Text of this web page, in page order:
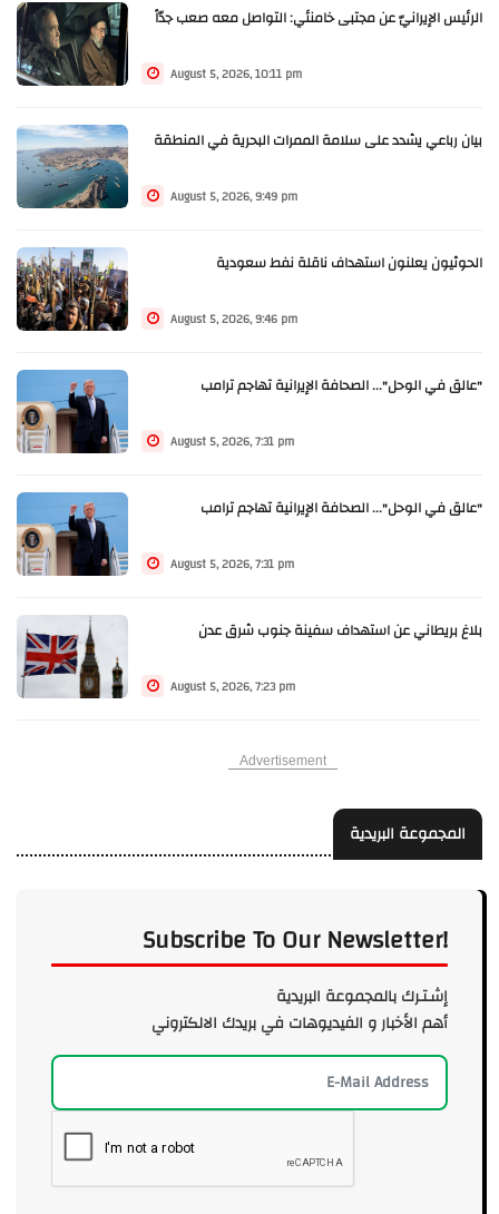
الرئيس الإيرانيّ عن مجتبى خامنئي: التواصل معه صعب جدّاً
August 5, 2026, 10:11 pm
بيان رباعي يشدد على سلامة الممرات البحرية في المنطقة
August 5, 2026, 9:49 pm
الحوثيون يعلنون استهداف ناقلة نفط سعودية
August 5, 2026, 9:46 pm
"عالق في الوحل"... الصحافة الإيرانية تهاجم ترامب
August 5, 2026, 7:31 pm
"عالق في الوحل"... الصحافة الإيرانية تهاجم ترامب
August 5, 2026, 7:31 pm
بلاغ بريطاني عن استهداف سفينة جنوب شرق عدن
August 5, 2026, 7:23 pm
Advertisement
المجموعة البريدية
Subscribe To Our Newsletter!
إشـتـرك بالمجموعة البريدية
أهم الأخبار و الفيديوهات في بريدك الالكتروني